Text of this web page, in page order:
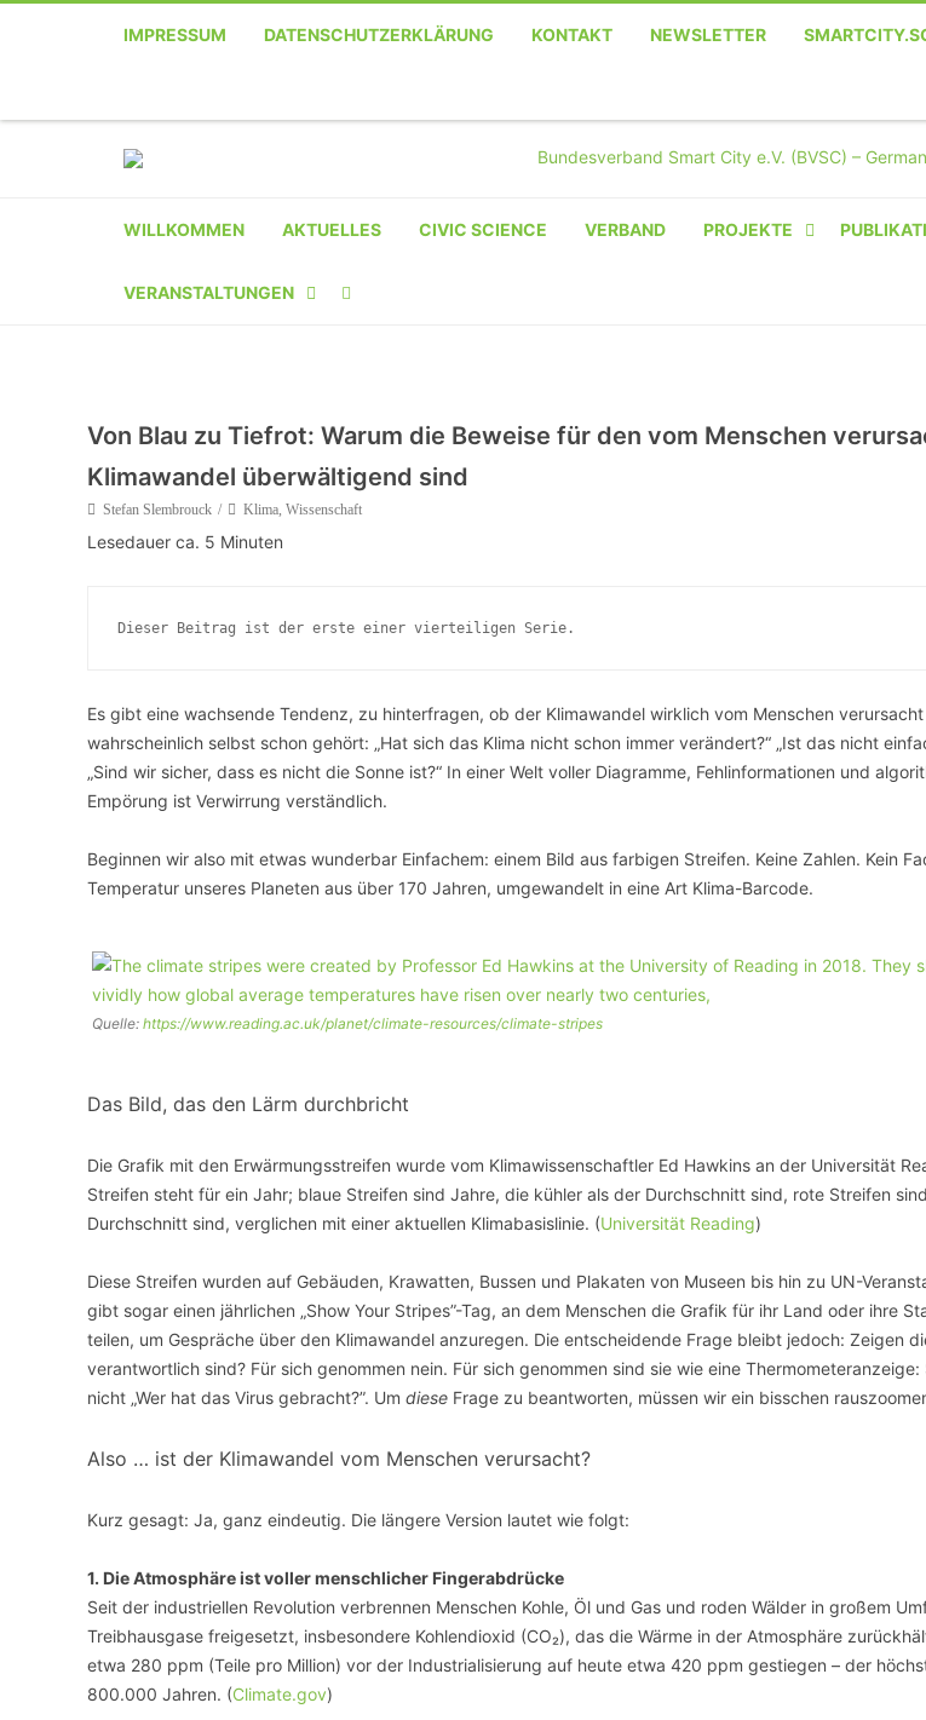
IMPRESSUM DATENSCHUTZERKLÄRUNG KONTAKT NEWSLETTER
WILLKOMMEN AKTUELLES CIVIC SCIENCE VERBAND PROJEKTE
BUILDINGS
UPSCHOOLING
VERANSTALTUNGEN
REGISTRIERUNG
VERANSTALTUNG
EINREICHEN
Von Blau zu Tiefrot: Warum die Beweise für den vom Menschen
Klimawandel überwältigend sind
Stefan Slembrouck Klima, Wissenschaft
Lesedauer ca. 5 Minuten
Dieser Beitrag ist der erste einer vierteiligen Serie.
Es gibt eine wachsende Tendenz, zu hinterfragen, ob der Klimawandel wirklich vom Menschen
wahrscheinlich selbst schon gehört: „Hat sich das Klima nicht schon immer verändert?“ „Ist das nicht
„Sind wir sicher, dass es nicht die Sonne ist?“ In einer Welt voller Diagramme, Fehlinformationen und
Empörung ist Verwirrung verständlich.
Beginnen wir also mit etwas wunderbar Einfachem: einem Bild aus farbigen Streifen. Keine Zahlen. Kein
Temperatur unseres Planeten aus über 170 Jahren, umgewandelt in eine Art Klima-Barcode.
Quelle: https://www.reading.ac.uk/planet/climate-resources/climate-stripes
Das Bild, das den Lärm durchbricht
Die Grafik mit den Erwärmungsstreifen wurde vom Klimawissenschaftler Ed Hawkins an der Universität
Streifen steht für ein Jahr; blaue Streifen sind Jahre, die kühler als der Durchschnitt sind, rote Streifen
Durchschnitt sind, verglichen mit einer aktuellen Klimabasislinie. (Universität Reading)
Diese Streifen wurden auf Gebäuden, Krawatten, Bussen und Plakaten von Museen bis hin zu UN-
gibt sogar einen jährlichen „Show Your Stripes”-Tag, an dem Menschen die Grafik für ihr Land oder ihre
teilen, um Gespräche über den Klimawandel anzuregen. Die entscheidende Frage bleibt jedoch: Zeigen
verantwortlich sind? Für sich genommen nein. Für sich genommen sind sie wie eine Thermometeranzeige:
nicht „Wer hat das Virus gebracht?”. Um diese Frage zu beantworten, müssen wir ein bisschen
Also … ist der Klimawandel vom Menschen verursacht?
Kurz gesagt: Ja, ganz eindeutig. Die längere Version lautet wie folgt:
1. Die Atmosphäre ist voller menschlicher Fingerabdrücke
Seit der industriellen Revolution verbrennen Menschen Kohle, Öl und Gas und roden Wälder in großem
Treibhausgase freigesetzt, insbesondere Kohlendioxid (CO₂), das die Wärme in der Atmosphäre
etwa 280 ppm (Teile pro Million) vor der Industrialisierung auf heute etwa 420 ppm gestiegen – der
800.000 Jahren. (Climate.gov)